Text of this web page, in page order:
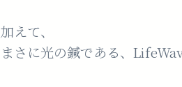
加えて、
まさに光の鍼である、